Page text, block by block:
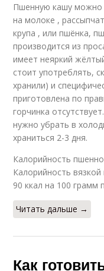
Пшенную кашу можно
на молоке ,
крупа , или пшёнка,
производится из
имеет неяркий
стоит употреблять,
хранили) и
приготовлена по
горчинка
нужно убрать в
храниться 2-3 дня.
Калорийность
Калорийность
90 ккал на 100 грамм
Читать дальше →
Как